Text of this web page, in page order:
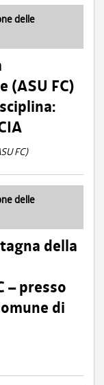
delle
(ASU FC)
FC)
delle
della
– presso
di